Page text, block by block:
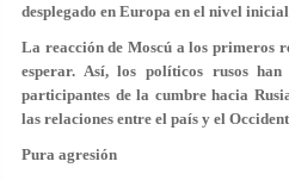
desplegado en Europa en el nivel
La reacción de Moscú a los primeros
esperar. Así, los políticos rusos
participantes de la cumbre hacia
las relaciones entre el país y el
Pura agresión